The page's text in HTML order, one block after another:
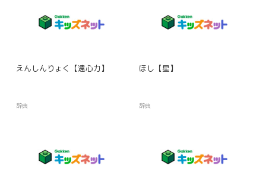
えんしんりょく【遠心力】
辞典
ほし【星】
辞典